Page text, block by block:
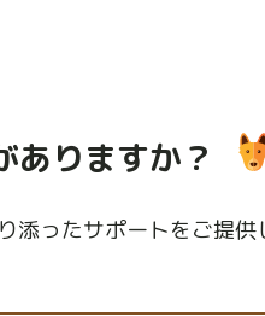
ありますか？
ったサポートをご提供